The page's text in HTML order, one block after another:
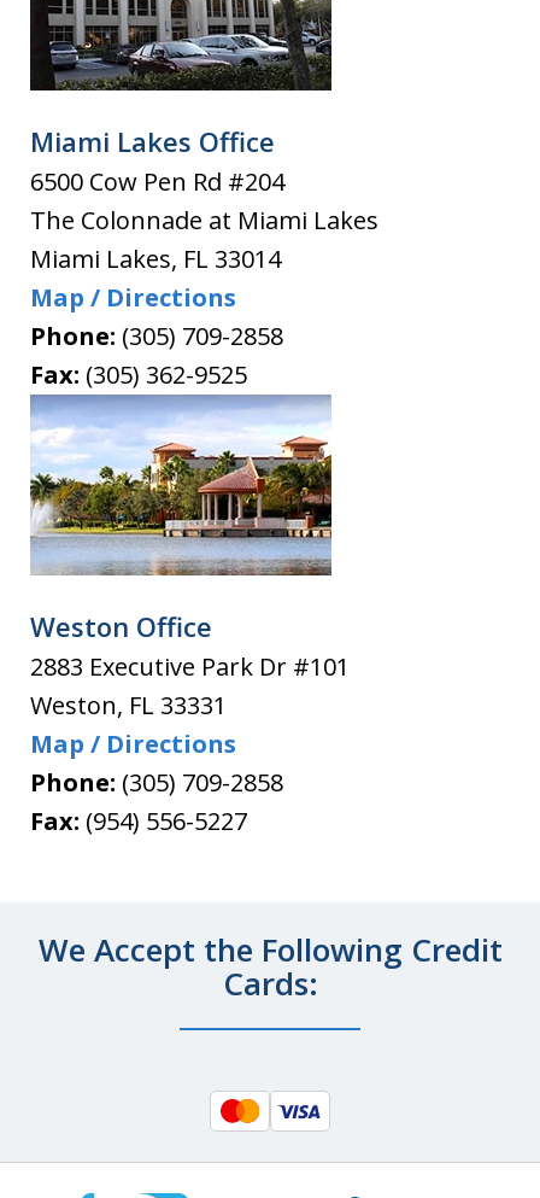
Miami Lakes Office
6500 Cow Pen Rd #204
The Colonnade at Miami Lakes
Miami Lakes, FL 33014
Map / Directions
Phone: (305) 709-2858
Fax: (305) 362-9525
Weston Office
2883 Executive Park Dr #101
Weston, FL 33331
Map / Directions
Phone: (305) 709-2858
Fax: (954) 556-5227
We Accept the Following Credit
Cards: